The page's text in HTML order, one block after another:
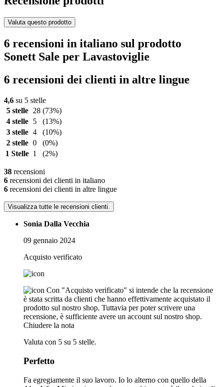
Valuta questo prodotto
6 recensioni in italiano sul prodotto
Sonett Sale per Lavastoviglie
6 recensioni dei clienti in altre lingue
4,6 su 5 stelle
5 stelle
28 (73%)
4 stelle
5
(13%)
3 stelle 4
(10%)
2 stelle 0
(0%)
1 Stelle 1 (2%)
38 recensioni
6 recensioni dei clienti in italiano
6 recensioni dei clienti in altre lingue
Visualizza tutte le recensioni clienti.
Sonia Dalla Vecchia
09 gennaio 2024
Acquisto verificato
Con "Acquisto verificato" si intende che la recensione
è stata scritta da clienti che hanno effettivamente acquistato il
prodotto sul nostro shop. Tuttavia per poter scrivere una
recensione, è sufficiente avere un account sul nostro shop.
Chiudere la nota
Valuta con 5 su 5 stelle.
Perfetto
Fa egregiamente il suo lavoro. Io lo alterno con quello della